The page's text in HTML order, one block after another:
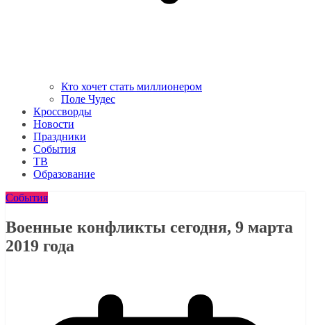
Кто хочет стать миллионером
Поле Чудес
Кроссворды
Новости
Праздники
События
ТВ
Образование
События
Военные конфликты сегодня, 9 марта
2019 года